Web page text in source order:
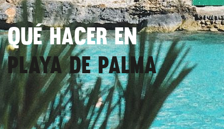
QUÉ HACER EN
PLAYA DE PALMA